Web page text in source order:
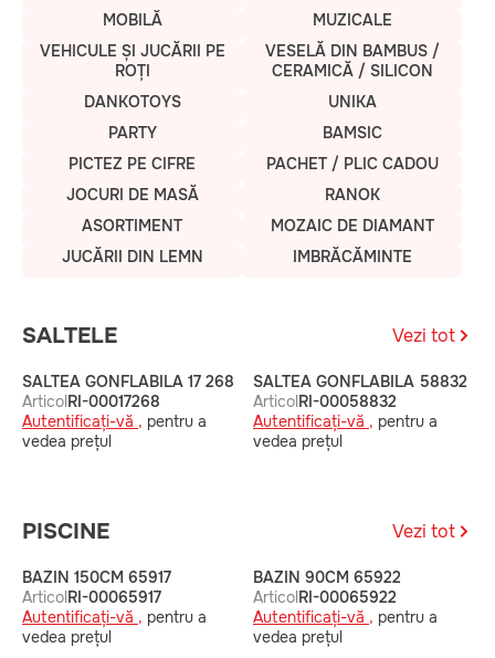
MOBILĂ
MUZICALE
VEHICULE ȘI JUCĂRII PE
ROȚI
VESELĂ DIN BAMBUS /
CERAMICĂ / SILICON
DANKOTOYS
UNIKA
PARTY
BAMSIC
PICTEZ PE CIFRE
PACHET / PLIC CADOU
JOCURI DE MASĂ
RANOK
ASORTIMENT
MOZAIC DE DIAMANT
JUCĂRII DIN LEMN
IMBRĂCĂMINTE
SALTELE Vezi tot
SALTEA GONFLABILA 17 268
ArticolRI-00017268
Autentificați-vă , pentru a
vedea prețul
SALTEA GONFLABILA 58832
ArticolRI-00058832
Autentificați-vă , pentru a
vedea prețul
PISCINE Vezi tot
BAZIN 150CM 65917
ArticolRI-00065917
Autentificați-vă , pentru a
vedea prețul
BAZIN 90CM 65922
ArticolRI-00065922
Autentificați-vă , pentru a
vedea prețul